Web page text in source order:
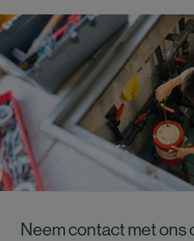
Neem contact met ons